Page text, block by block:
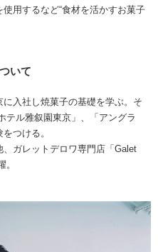
用するなど“食材を活かすお菓子
いて
入社し焼菓子の基礎を学ぶ。そ
テル雅叙園東京」、「アングラ
つける。
ガレットデロワ専門店「Galet